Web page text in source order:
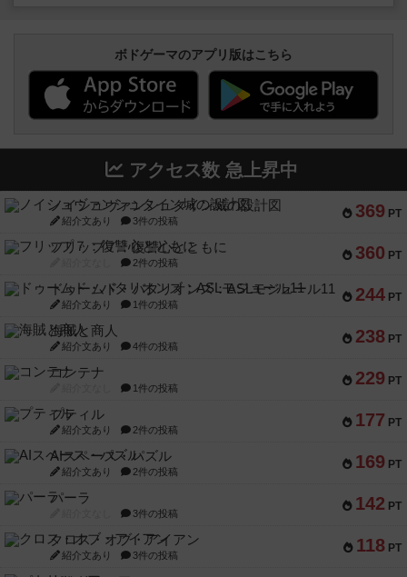
ボドゲーマのアプリ版はこちら
アクセス数 急上昇中
369 PT
ノイシュヴァンシュタイン城の設計図
紹介文あり 3件の投稿
360 PT
フリップ７：復讐心とともに
2件の投稿
244 PT
ドゥームド・バタリオンズ：ASLモジュール11
紹介文あり 1件の投稿
238 PT
海賊と商人
紹介文あり 4件の投稿
229 PT
コンテナ
1件の投稿
177 PT
プティル
紹介文あり 2件の投稿
169 PT
AIスペース・パズル
紹介文あり 2件の投稿
142 PT
パーラ
3件の投稿
118 PT
クロス・オブ・アイアン
紹介文あり 3件の投稿